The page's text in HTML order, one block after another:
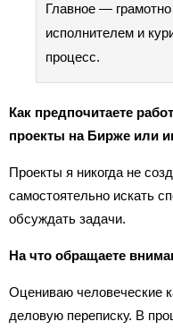
Главное —
исполнителем и
процесс.
Как предпочитаете
проекты на Бирже или
Проекты я никогда не
самостоятельно искать
обсуждать задачи.
На что обращаете
Оцениваю человеческие
деловую переписку. В